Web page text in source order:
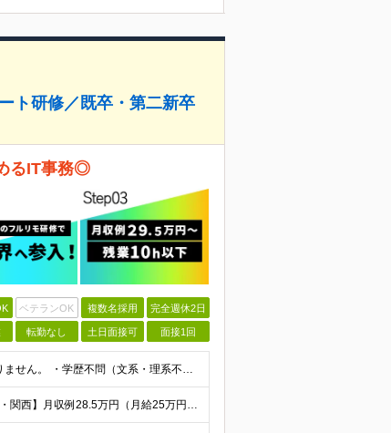
ト研修／既卒・第二新卒
るIT事務◎
ベテランOK 複数名採用 完全週休2日
転勤なし 土日面接可 面接1回
【IT業界未経験歓迎！】 特別なIT資格や専門知識は必要ありません。 ・学歴不問（文系・理系不問） ・第二新卒、既卒の方も歓迎 ・20代を中心に幅広い年代が活躍中 ・基本的なPC操作ができる方 ・タ
【首都圏】月収例29.5万円（月給26万円＋諸手当） 【東海・関西】月収例28.5万円（月給25万円＋諸手当） 【九州】月収例26万円（月給23万円＋諸手当） ※経験・スキル・前職給与を踏まえ、総合